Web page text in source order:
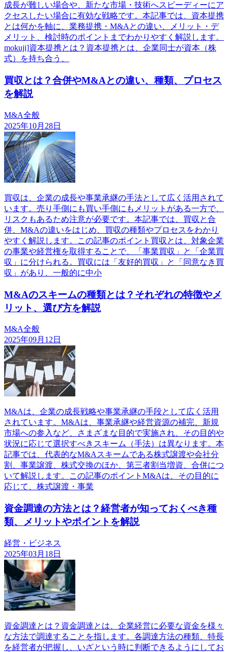
成長が難しい場合や、新たな市場・技術へスピーディーにア
クセスしたい場合に有効な戦略です。本記事では、資本提携
とは何かを軸に、業務提携・M&Aとの違い、メリット・デ
メリット、検討時のポイントまでわかりやすく解説します。
mokuji]資本提携とは？資本提携とは、企業同士が資本（株
式）を持ち合う、
買収とは？合併やM&Aとの違い、種類、プロセス
を解説
M&A全般
2025年10月28日
買収は、企業の成長や事業承継の手法として広く活用されて
います。売り手側にも買い手側にもメリットがある一方で、
リスクもあるため注意が必要です。本記事では、買収と合
併、M&Aの違いをはじめ、買収の種類やプロセスをわかり
やすく解説します。この記事のポイント買収とは、対象企業
の事業や経営権を取得することで、「事業買収」と「企業買
収」に分けられる。買収には「友好的買収」と「同意なき買
収」があり、一般的に中小
M&Aのスキームの種類とは？それぞれの特徴やメ
リット、選び方を解説
M&A全般
2025年09月12日
M&Aは、企業の成長戦略や事業承継の手段として広く活用
されています。M&Aは、事業承継や経営資源の補完、新規
市場への参入など、さまざまな目的で実施され、その目的や
状況に応じて選択すべきスキーム（手法）は異なります。本
記事では、代表的なM&Aスキームである株式譲渡や会社分
割、事業譲渡、株式交換のほか、第三者割当増資、合併につ
いて解説します。この記事のポイントM&Aは、その目的に
応じて、株式譲渡・事業
資金調達の方法とは？経営者が知っておくべき種
類、メリットやポイントを解説
経営・ビジネス
2025年03月18日
資金調達とは？資金調達とは、企業経営に必要な資金を様々
な方法で調達することを指します。各調達方法の種類、特長
を経営者が把握し、いざという時に判断できるようにしてお